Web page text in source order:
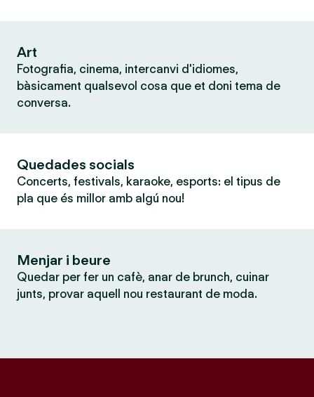
Art
Fotografia, cinema, intercanvi d'idiomes,
bàsicament qualsevol cosa que et doni tema de
conversa.
Quedades socials
Concerts, festivals, karaoke, esports: el tipus de
pla que és millor amb algú nou!
Menjar i beure
Quedar per fer un cafè, anar de brunch, cuinar
junts, provar aquell nou restaurant de moda.